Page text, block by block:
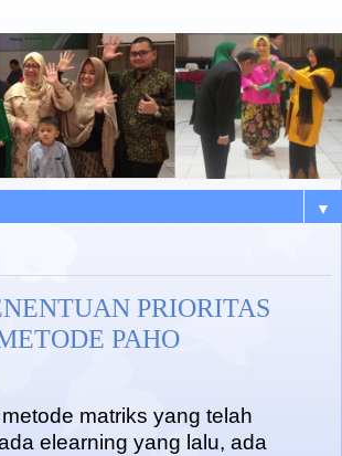
▼
PRIORITAS
PAHO
matriks yang telah
elearning yang lalu, ada